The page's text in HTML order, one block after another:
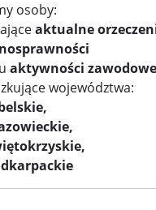
osoby:
aktualne
aktywności
województwa: